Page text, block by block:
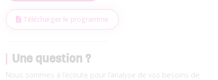
Télécharger le programme
Une question ?
Nous sommes à l’écoute pour l’analyse de vos besoins de